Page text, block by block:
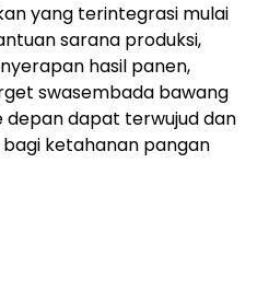
yang terintegrasi mulai
sarana produksi,
hasil panen,
swasembada bawang
dapat terwujud dan
ketahanan pangan